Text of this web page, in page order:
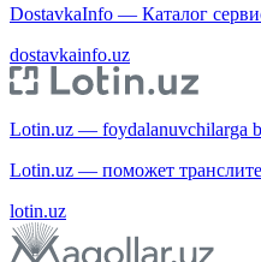
DostavkaInfo — Каталог
dostavkainfo.uz
Lotin.uz — foydalanuvchilarga
Lotin.uz — поможет
lotin.uz